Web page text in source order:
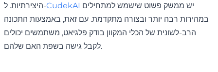
היצירתיות. ל-CudekAI
במהירות רבה יותר ובצורה מתקדמת. עם זאת, באמצעות התכונה
הרב-לשונית של הכלי המקוון בודק פלגיאט, משתמשים יכולים
לקבל גישה בשפת האם שלהם.